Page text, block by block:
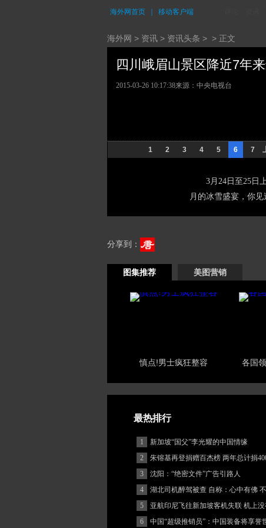
海外网首页 移动客户端
海外网 > 资讯 > 资讯头条 > > 正文
四川峨眉山景区降近7年
2015-03-26 10:17:38来源：中央电视台
1 2 3 4 5 6 7
3月24日至25日上
月的冰雪盛宴，你
分享到：
图集推荐 美图营销
慎点!男士疯狂整容 各国
最热排行
1
新加坡“国父”李光耀的中国情缘
2
朱镕基再登捐赠百杰榜 两年总计捐
3
沈阳：“绝密文件”广告引路人
4
湖北司机醉驾被查 自称：心中有佛
(图)
5
亚航印尼飞往新加坡客机失联 机上
客
6 中国“超级推销员”：中国装备将享誉